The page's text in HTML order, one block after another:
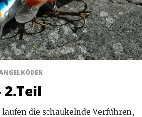
2.Teil
laufen die schaukelnde Verführen,